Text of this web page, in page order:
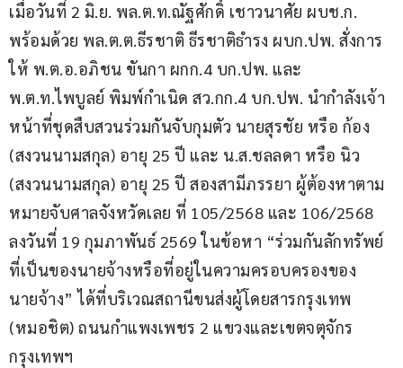
เมื่อวันที่ 2 มิ.ย. พล.ต.ท.ณัฐศักดิ์ เชาวนาศัย ผบช.ก.
พร้อมด้วย พล.ต.ต.ธีรชาติ ธีรชาติธำรง ผบก.ปพ. สั่งการ
ให้ พ.ต.อ.อภิชน ขันกา ผกก.4 บก.ปพ. และ
พ.ต.ท.ไพบูลย์ พิมพ์กำเนิด สว.กก.4 บก.ปพ. นำกำลังเจ้า
หน้าที่ชุดสืบสวนร่วมกันจับกุมตัว นายสุรชัย หรือ ก้อง
(สงวนนามสกุล) อายุ 25 ปี และ น.ส.ชลลดา หรือ นิว
(สงวนนามสกุล) อายุ 25 ปี สองสามีภรรยา ผู้ต้องหาตาม
หมายจับศาลจังหวัดเลย ที่ 105/2568 และ 106/2568
ลงวันที่ 19 กุมภาพันธ์ 2569 ในข้อหา “ร่วมกันลักทรัพย์
ที่เป็นของนายจ้างหรือที่อยู่ในความครอบครองของ
นายจ้าง” ได้ที่บริเวณสถานีขนส่งผู้โดยสารกรุงเทพ
(หมอชิต) ถนนกำแพงเพชร 2 แขวงและเขตจตุจักร
กรุงเทพฯ